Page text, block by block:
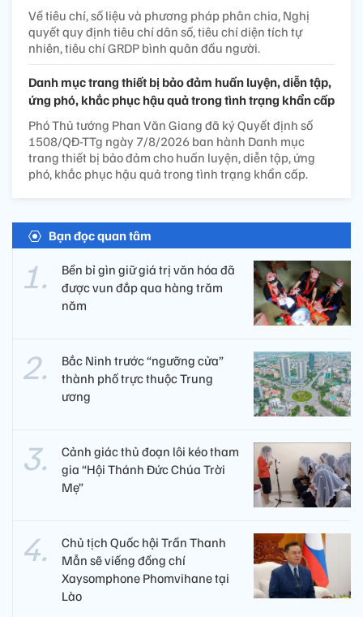
Về tiêu chí, số liệu và phương pháp phân chia, Nghị
quyết quy định tiêu chí dân số, tiêu chí diện tích tự
nhiên, tiêu chí GRDP bình quân đầu người.
Danh mục trang thiết bị bảo đảm huấn luyện, diễn tập,
ứng phó, khắc phục hậu quả trong tình trạng khẩn cấp
Phó Thủ tướng Phan Văn Giang đã ký Quyết định số
1508/QĐ-TTg ngày 7/8/2026 ban hành Danh mục
trang thiết bị bảo đảm cho huấn luyện, diễn tập, ứng
phó, khắc phục hậu quả trong tình trạng khẩn cấp.
Bạn đọc quan tâm
Bền bỉ gìn giữ giá trị văn hóa đã
được vun đắp qua hàng trăm
năm
Bắc Ninh trước “ngưỡng cửa”
thành phố trực thuộc Trung
ương
Cảnh giác thủ đoạn lôi kéo tham
gia “Hội Thánh Đức Chúa Trời
Mẹ”
Chủ tịch Quốc hội Trần Thanh
Mẫn sẽ viếng đồng chí
Xaysomphone Phomvihane tại
Lào